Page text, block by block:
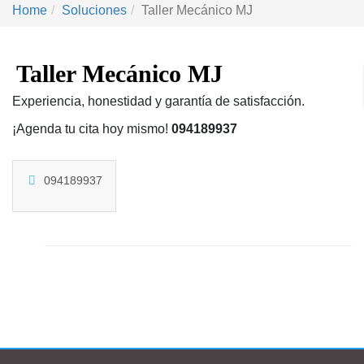
Home Soluciones Taller Mecánico MJ
Taller Mecánico MJ
Experiencia, honestidad y garantía de satisfacción.
¡Agenda tu cita hoy mismo! 094189937
094189937